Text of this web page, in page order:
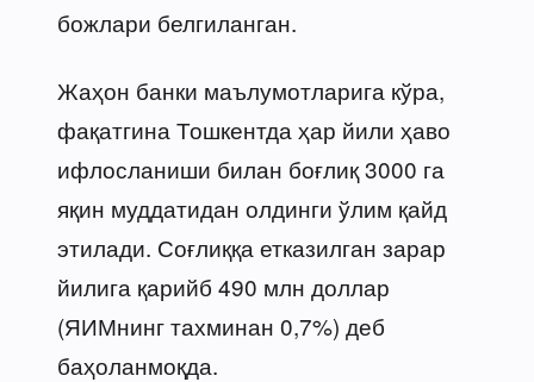
божлари белгиланган.
Жаҳон банки маълумотларига кўра,
фақатгина Тошкентда ҳар йили ҳаво
ифлосланиши билан боғлиқ 3000 га
яқин муддатидан олдинги ўлим қайд
этилади. Соғлиққа етказилган зарар
йилига қарийб 490 млн доллар
(ЯИМнинг тахминан 0,7%) деб
баҳоланмоқда.